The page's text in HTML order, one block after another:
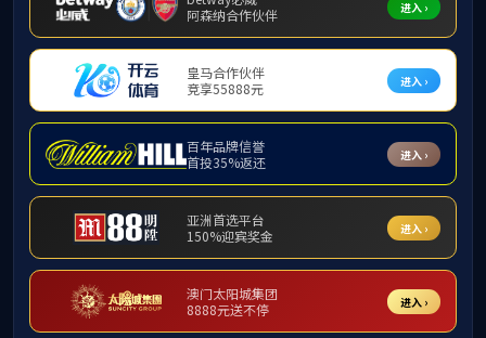
人才培养
招生信息
本科生培养
研究生培养